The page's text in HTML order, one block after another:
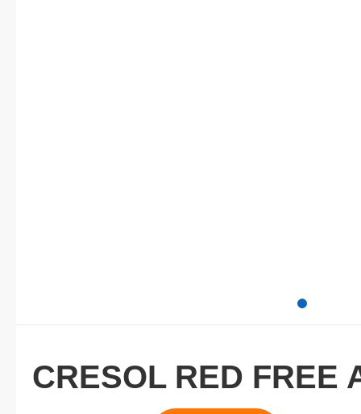
CRESOL RED FREE